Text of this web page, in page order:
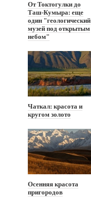
От Токтогулки до
Таш-Кумыра: еще
один "геологический
музей под открытым
небом"
Чаткал: красота и
кругом золото
Осенняя красота
пригородов